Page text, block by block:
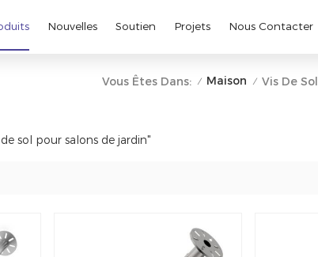
Nouvelles Soutien Projets Nous Contacter
Vous Êtes Dans: / Maison / Vis De
sol pour salons de jardin"